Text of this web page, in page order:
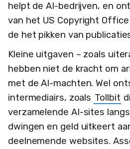
helpt de AI-bedrijven, en
van het US Copyright
de het pikken van
Kleine uitgaven – zoals
hebben niet de kracht om
met de AI-machten. Wel
intermediairs, zoals Tollbit
verzamelende AI-sites
dwingen en geld uitkeert
deelnemende websites.